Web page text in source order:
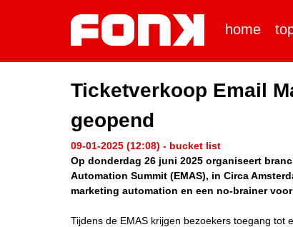
home
Ticketverkoop Email
geopend
09-01-2025 (12:08) - bucket list
Op donderdag 26 juni 2025 organiseert
Automation Summit (EMAS), in Circa
marketing automation en een no-brainer
Tijdens de EMAS krijgen bezoekers toegang tot